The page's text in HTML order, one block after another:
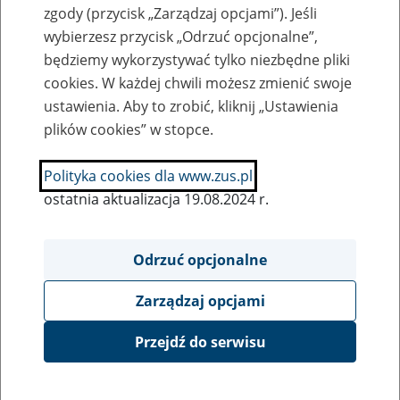
Nazwa zakładu pracy:
SZUKAJ
Ukryj wszystkie pozycje bazy
FUCHS Polska Sp. z o.o. w likwidacji
zgody (przycisk „Zarządzaj opcjami”). Jeśli
wybierzesz przycisk „Odrzuć opcjonalne”,
będziemy wykorzystywać tylko niezbędne pliki
cookies. W każdej chwili możesz zmienić swoje
ustawienia. Aby to zrobić, kliknij „Ustawienia
plików cookies” w stopce.
Polityka cookies dla www.zus.pl
ostatnia aktualizacja 19.08.2024 r.
Odrzuć opcjonalne
Zarządzaj opcjami
Przejdź do serwisu